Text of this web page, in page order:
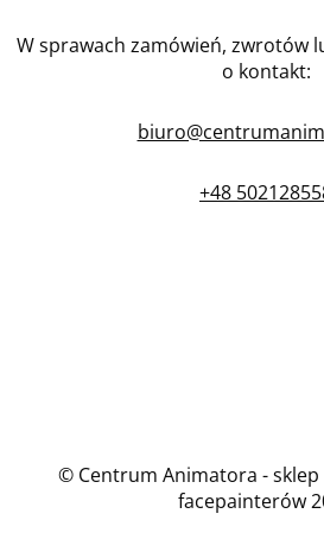
W sprawach zamówień, zwrotów
o kontakt:
+48
© Centrum Animatora -
facepainterów